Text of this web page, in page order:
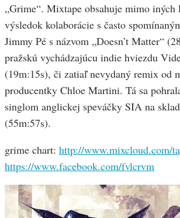
„Grime“. Mixtape obsahuje mimo
výsledok kolaborácie s často
Jimmy Pé s názvom „Doesn’t Matter“
pražskú vychádzajúcu indie hviezdu
(19m:15s), či zatiaľ nevydaný remix od
producentky Chloe Martini. Tá sa
singlom anglickej speváčky SIA na
(55m:57s).
grime chart: http://www.mixcloud.com/
https://www.facebook.com/fvlcrvm